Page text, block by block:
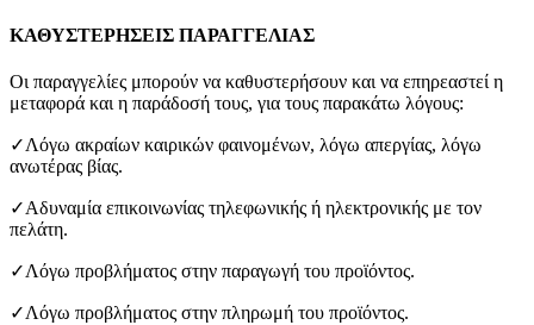
ΚΑΘΥΣΤΕΡΗΣΕΙΣ ΠΑΡΑΓΓΕΛΙΑΣ
Οι παραγγελίες μπορούν να καθυστερήσουν και να επηρεαστεί η
μεταφορά και η παράδοσή τους, για τους παρακάτω λόγους:
✓Λόγω ακραίων καιρικών φαινομένων, λόγω απεργίας, λόγω
ανωτέρας βίας.
✓Αδυναμία επικοινωνίας τηλεφωνικής ή ηλεκτρονικής με τον
πελάτη.
✓Λόγω προβλήματος στην παραγωγή του προϊόντος.
✓Λόγω προβλήματος στην πληρωμή του προϊόντος.